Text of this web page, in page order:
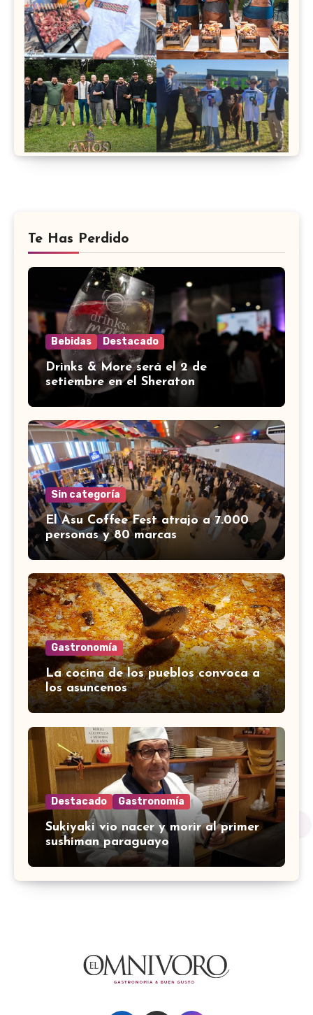
Te Has Perdido
Bebidas Destacado
Drinks & More será el 2 de
setiembre en el Sheraton
Sin categoría
El Asu Coffee Fest atrajo a 7.000
personas y 80 marcas
Gastronomía
La cocina de los pueblos convoca a
los asuncenos
Destacado Gastronomía
Sukiyaki vio nacer y morir al primer
sushiman paraguayo